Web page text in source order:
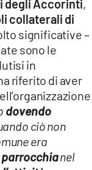
degli Accorinti,
collaterali di
significative –
sono le
in
riferito di aver
dovendo
ciò non
era
nel